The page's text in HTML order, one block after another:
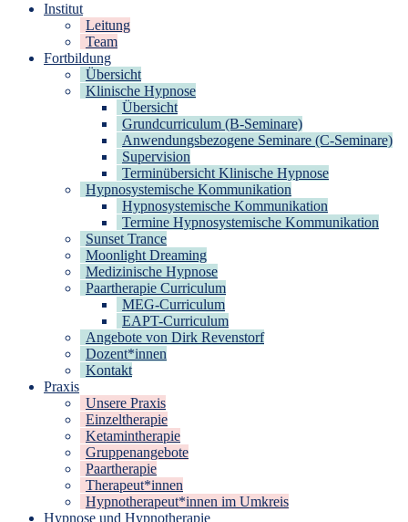
Institut
Leitung
Team
Fortbildung
Übersicht
Klinische Hypnose
Übersicht
Grundcurriculum (B-Seminare)
Anwendungsbezogene Seminare (C-Seminare)
Supervision
Terminübersicht Klinische Hypnose
Hypnosystemische Kommunikation
Hypnosystemische Kommunikation
Termine Hypnosystemische Kommunikation
Sunset Trance
Moonlight Dreaming
Medizinische Hypnose
Paartherapie Curriculum
MEG-Curriculum
EAPT-Curriculum
Angebote von Dirk Revenstorf
Dozent*innen
Kontakt
Praxis
Unsere Praxis
Einzeltherapie
Ketamintherapie
Gruppenangebote
Paartherapie
Therapeut*innen
Hypnotherapeut*innen im Umkreis
Hypnose und Hypnotherapie